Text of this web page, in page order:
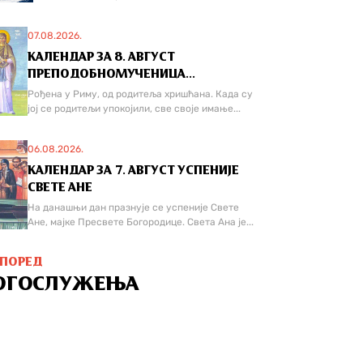
07.08.2026.
КАЛЕНДАР ЗА 8. АВГУСТ
ПРЕПОДОБНОМУЧЕНИЦА...
Рођена у Риму, од родитеља хришћана. Када су
јој се родитељи упокојили, све своје имање...
06.08.2026.
КАЛЕНДАР ЗА 7. АВГУСТ УСПЕНИЈЕ
СВЕТЕ АНЕ
На данашњи дан празнује се успеније Свете
Ане, мајке Пресвете Богородице. Света Ана је...